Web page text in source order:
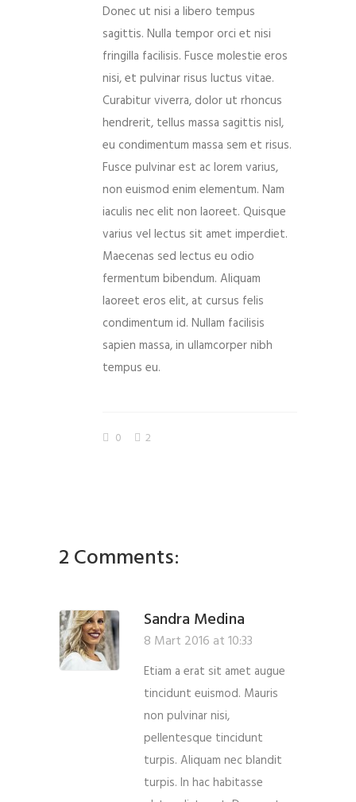
Donec ut nisi a libero tempus
sagittis. Nulla tempor orci et nisi
fringilla facilisis. Fusce molestie eros
nisi, et pulvinar risus luctus vitae.
Curabitur viverra, dolor ut rhoncus
hendrerit, tellus massa sagittis nisl,
eu condimentum massa sem et risus.
Fusce pulvinar est ac lorem varius,
non euismod enim elementum. Nam
iaculis nec elit non laoreet. Quisque
varius vel lectus sit amet imperdiet.
Maecenas sed lectus eu odio
fermentum bibendum. Aliquam
laoreet eros elit, at cursus felis
condimentum id. Nullam facilisis
sapien massa, in ullamcorper nibh
tempus eu.
0 2
2 Comments:
Sandra Medina
8 Mart 2016 at 10:33
Etiam a erat sit amet augue
tincidunt euismod. Mauris
non pulvinar nisi,
pellentesque tincidunt
turpis. Aliquam nec blandit
turpis. In hac habitasse